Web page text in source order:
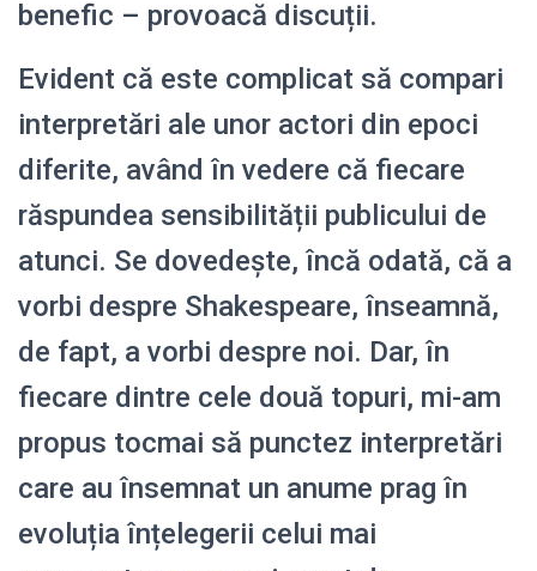
benefic – provoacă discuții.
Evident că este complicat să compari
interpretări ale unor actori din epoci
diferite, având în vedere că fiecare
răspundea sensibilității publicului de
atunci. Se dovedește, încă odată, că a
vorbi despre Shakespeare, înseamnă,
de fapt, a vorbi despre noi. Dar, în
fiecare dintre cele două topuri, mi-am
propus tocmai să punctez interpretări
care au însemnat un anume prag în
evoluția înțelegerii celui mai